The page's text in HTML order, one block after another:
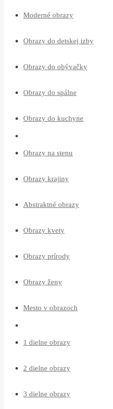
Moderné obrazy
Obrazy do detskej izby
Obrazy do obývačky
Obrazy do spálne
Obrazy do kuchyne
Obrazy na stenu
Obrazy krajiny
Abstraktné obrazy
Obrazy kvety
Obrazy prírody
Obrazy ženy
Mesto v obrazoch
1 dielne obrazy
2 dielne obrazy
3 dielne obrazy